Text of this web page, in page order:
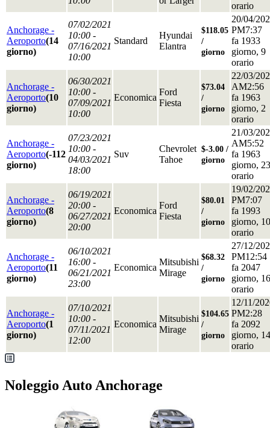
orario
Anchorage -
Aeroporto(14
giorno)
07/02/2021
10:00 -
07/16/2021
10:00
Standard
Hyundai
Elantra
$118.05
/
giorno
20/04/
PM7:37
fa 1933
giorno, 9
orario
Anchorage -
Aeroporto(10
giorno)
06/30/2021
10:00 -
07/09/2021
10:00
Economica
Ford
Fiesta
$73.04
/
giorno
22/03/
AM2:56
fa 1963
giorno, 2
orario
Anchorage -
Aeroporto(-112
giorno)
07/23/2021
10:00 -
04/03/2021
18:00
Suv
Chevrolet
Tahoe
$-3.00 /
giorno
21/03/
AM5:52
fa 1963
giorno, 23
orario
Anchorage -
Aeroporto(8
giorno)
06/19/2021
20:00 -
06/27/2021
20:00
Economica
Ford
Fiesta
$80.01
/
giorno
19/02/
PM7:07
fa 1993
giorno, 10
orario
Anchorage -
Aeroporto(11
giorno)
06/10/2021
16:00 -
06/21/2021
23:00
Economica
Mitsubishi
Mirage
$68.32
/
giorno
27/12/
PM12:54
fa 2047
giorno, 16
orario
Anchorage -
Aeroporto(1
giorno)
07/10/2021
10:00 -
07/11/2021
12:00
Economica
Mitsubishi
Mirage
$104.65
/
giorno
12/11/
PM2:28
fa 2092
giorno, 14
orario
Noleggio Auto Anchorage